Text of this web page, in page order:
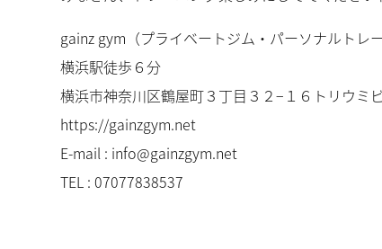
gainz gym（プライベートジム・パーソナルトレ
横浜駅徒歩６分
横浜市神奈川区鶴屋町３丁目３２−１６トリウミ
https://gainzgym.net
E-mail : info@gainzgym.net
TEL : 07077838537